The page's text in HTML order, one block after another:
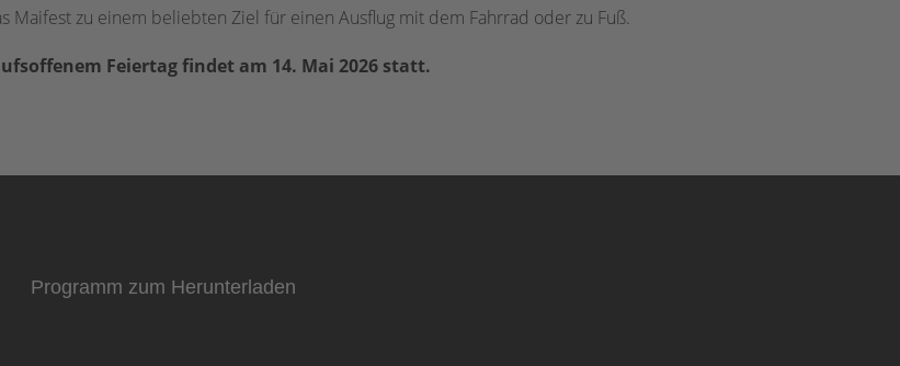
Maifest zu einem beliebten Ziel für einen Ausflug mit dem Fahrrad oder zu Fuß.
Feiertag findet am 14. Mai 2026 statt.
Programm zum Herunterladen